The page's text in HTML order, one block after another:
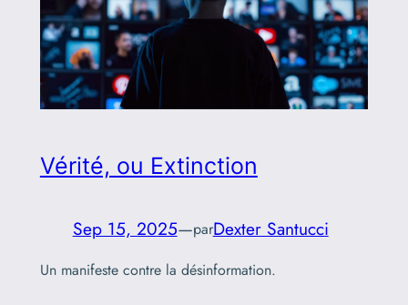
Vérité, ou Extinction
Sep 15, 2025—parDexter Santucci
Un manifeste contre la désinformation.